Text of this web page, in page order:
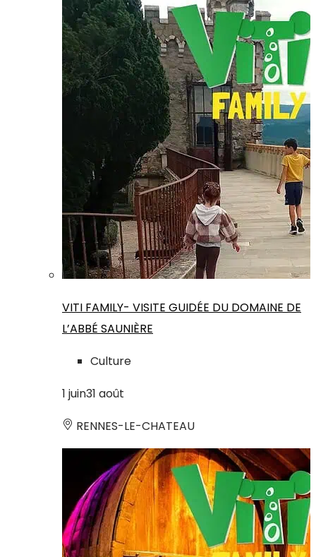
VITI FAMILY- VISITE GUIDÉE DU DOMAINE DE
L’ABBÉ SAUNIÈRE
Culture
1 juin31 août
RENNES-LE-CHATEAU